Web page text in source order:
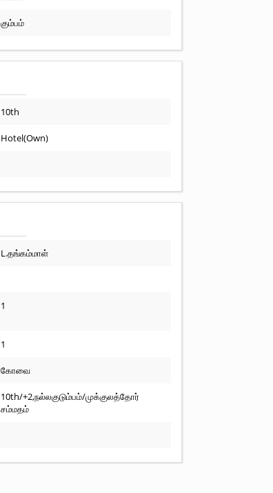
கும்பம்
10th
Hotel(Own)
L.தங்கம்மாள்
1
1
கோவை
10th/+2,நல்லகுடும்பம்/முக்குலத்தோர்
சம்மதம்